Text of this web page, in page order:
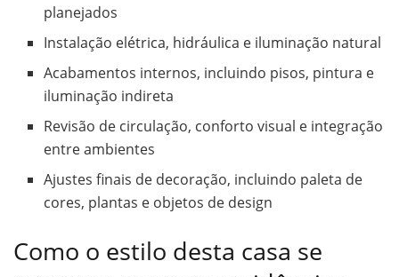
planejados
Instalação elétrica, hidráulica e iluminação natural
Acabamentos internos, incluindo pisos, pintura e
iluminação indireta
Revisão de circulação, conforto visual e integração
entre ambientes
Ajustes finais de decoração, incluindo paleta de
cores, plantas e objetos de design
Como o estilo desta casa se